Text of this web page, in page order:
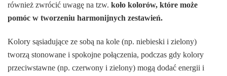
również zwrócić uwagę na tzw. koło kolorów, które może
pomóc w tworzeniu harmonijnych zestawień.
Kolory sąsiadujące ze sobą na kole (np. niebieski i zielony)
tworzą stonowane i spokojne połączenia, podczas gdy kolory
przeciwstawne (np. czerwony i zielony) mogą dodać energii i